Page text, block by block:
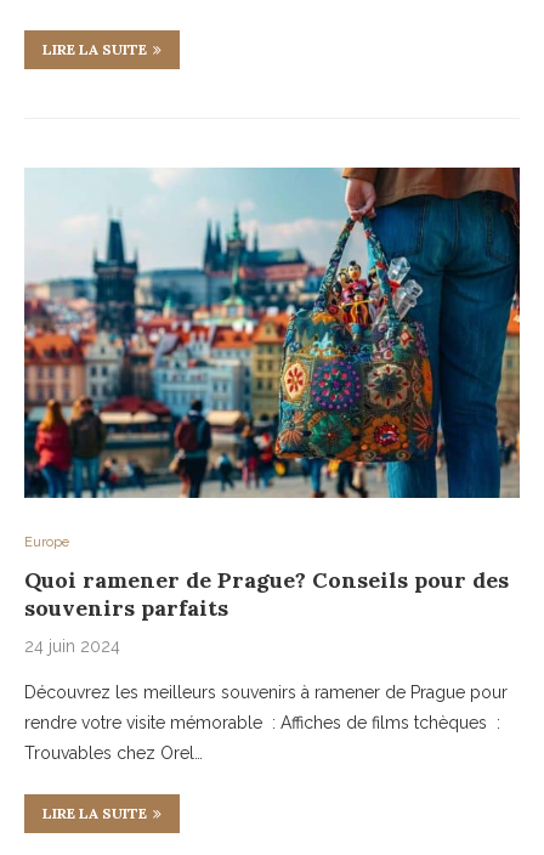
LIRE LA SUITE
Europe
Quoi ramener de Prague? Conseils pour des
souvenirs parfaits
24 juin 2024
Découvrez les meilleurs souvenirs à ramener de Prague pour
rendre votre visite mémorable : Affiches de films tchèques :
Trouvables chez Orel…
LIRE LA SUITE